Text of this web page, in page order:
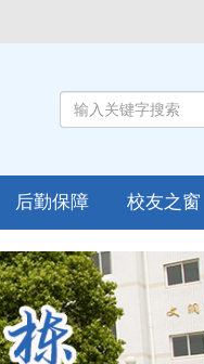
后勤保障 校友之窗